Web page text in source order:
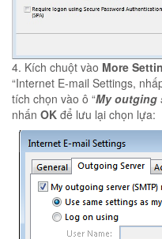
4. Kích chuột vào More
“Internet E-mail Settings,
tích chọn vào ô “My outging
nhấn OK để lưu lại chọn lựa: